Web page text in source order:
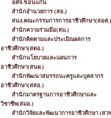
อศจ.ขอนแก่น
สำนักอำนวยการ (สอ.)
สนง.คณะกรรมการการอาชีวศึกษา(สอศ.)
สำนักความร่วมมือ(สม.)
สำนักติดตามและประเมิณผลการ
อาชีวศึกษา(สตอ.)
สำนักนโยบายและแผนการ
อาชีวศึกษา(สนผ.)
สำนักพัฒนาสมรรถนะครูและบุคลากร
อาชีวศึกษา(สสอ.)
สำนักมาตรฐานการอาชีวศึกษาและ
วิชาชีพ(สมอ.)
สำนักวิจัยและพัฒนาการอาชีวศึกษา (สว